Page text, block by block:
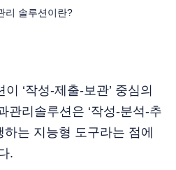
리 솔루션이란?
‘작성-제출-보관’ 중심의
관리솔루션은 ‘작성-분석-추
하는 지능형 도구라는 점에
.